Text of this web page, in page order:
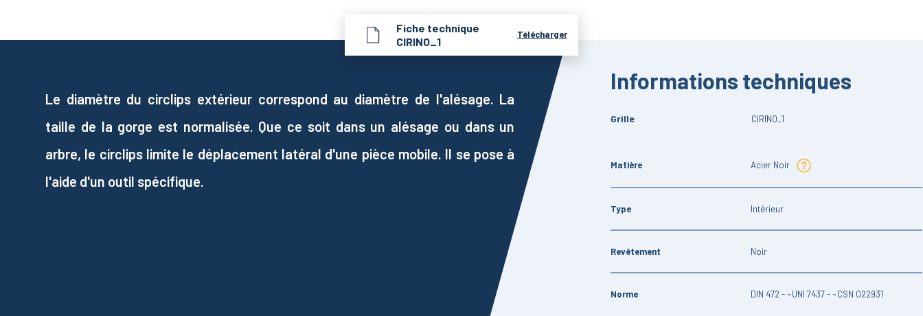
Fiche technique
CIRINO_1
Télécharger
Le diamètre du circlips extérieur correspond au diamètre de l'alésage. La
taille de la gorge est normalisée. Que ce soit dans un alésage ou dans un
arbre, le circlips limite le déplacement latéral d'une pièce mobile. Il se pose à
l'aide d'un outil spécifique.
Informations techniques
Grille CIRINO_1
Matière Acier Noir
Type Intérieur
Revêtement Noir
Norme DIN 472 - ~UNI 7437 - ~CSN 022931